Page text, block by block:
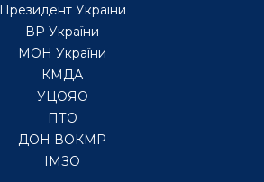
Президент України
ВР України
МОН України
КМДА
УЦОЯО
ПТО
ДОН ВОКМР
ІМЗО